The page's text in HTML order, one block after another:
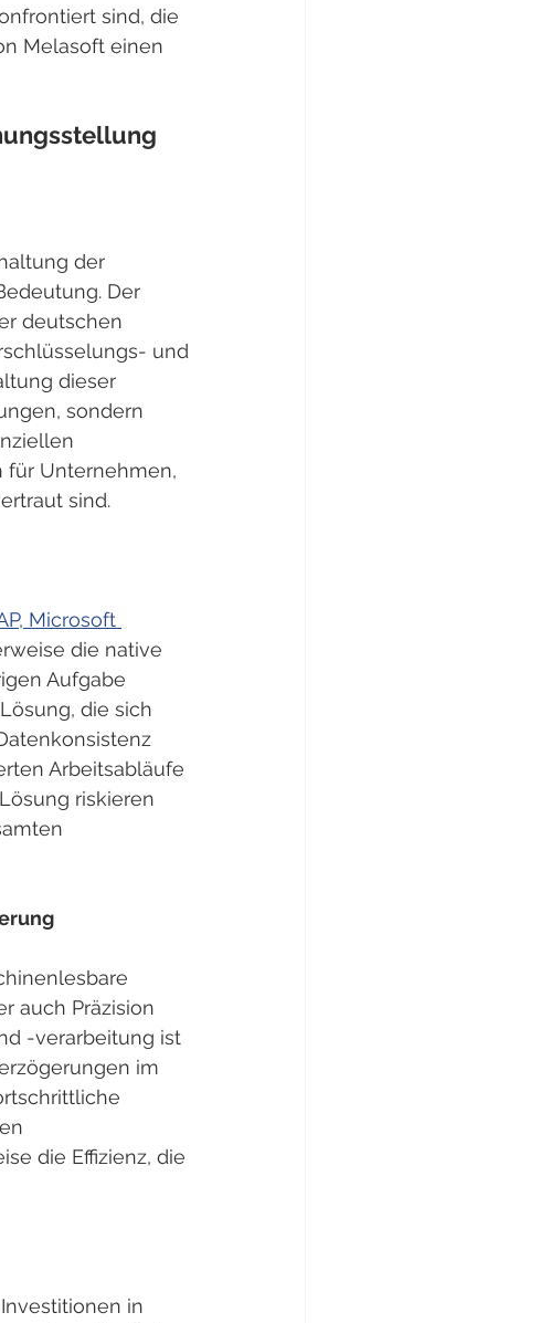
sind, die
Melasoft einen
der
Der
deutschen
und
dieser
sondern
für Unternehmen,
sind.
Microsoft
die native
Aufgabe
die sich
Arbeitsabläufe
riskieren
auch Präzision
-verarbeitung ist
im
die Effizienz, die
in